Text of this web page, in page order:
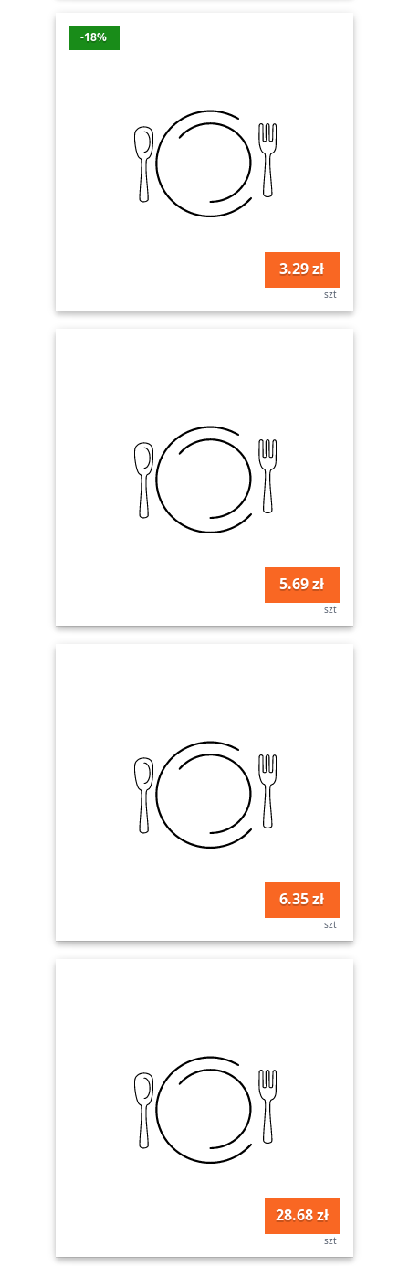
-18%
3.29 zł
szt
5.69 zł
szt
6.35 zł
szt
28.68 zł
szt